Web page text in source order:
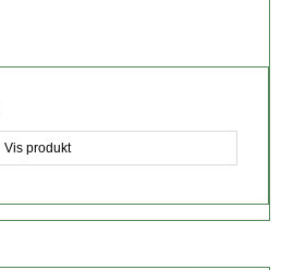
Vis produkt